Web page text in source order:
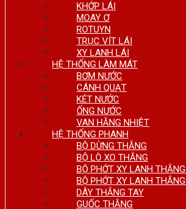
KHỚP LÁI
MOAY Ơ
ROTUYN
TRỤC VÍT LÁI
XY LANH LÁI
HỆ THỐNG LÀM MÁT
BƠM NƯỚC
CÁNH QUẠT
KÉT NƯỚC
ỐNG NƯỚC
VAN HẰNG NHIỆT
HỆ THỐNG PHANH
BỘ DỪNG THẮNG
BỘ LÒ XO THẮNG
BỘ PHỚT XY LANH
BỘ PHỚT XY LANH
DÂY THẮNG TAY
GUỐC THẮNG